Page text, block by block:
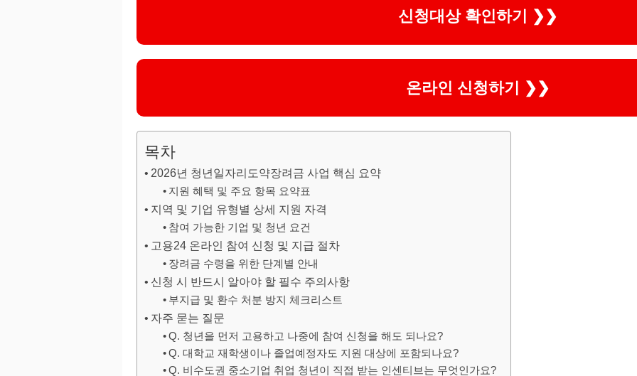
신청대상 확인하기 ❯❯
온라인 신청하기 ❯❯
목차
2026년 청년일자리도약장려금 사업 핵심 요약
지원 혜택 및 주요 항목 요약표
지역 및 기업 유형별 상세 지원 자격
참여 가능한 기업 및 청년 요건
고용24 온라인 참여 신청 및 지급 절차
장려금 수령을 위한 단계별 안내
신청 시 반드시 알아야 할 필수 주의사항
부지급 및 환수 처분 방지 체크리스트
자주 묻는 질문
Q. 청년을 먼저 고용하고 나중에 참여 신청을 해도 되나요?
Q. 대학교 재학생이나 졸업예정자도 지원 대상에 포함되나요?
Q. 비수도권 중소기업 취업 청년이 직접 받는 인센티브는 무엇인가요?